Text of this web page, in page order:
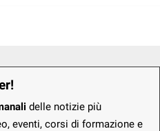
delle notizie più
eventi, corsi di formazione e